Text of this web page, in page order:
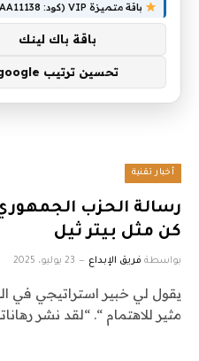
أخبار تقنية
رسالة الحزب الجمهوري
كن مثل بيتر ثيل
بواسطة فريق الإبداع 23 يوليو، 2025
مثير للاهتمام “. “لقد نشر
باقة متميزة VIP (كود: AA11138):
باقة باك لينك
تحسين ترتيب google